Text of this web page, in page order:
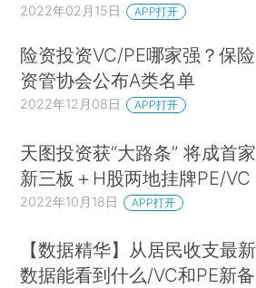
2022年02月15日 APP打开
险资投资VC/PE哪家强？保险
资管协会公布A类名单
2022年12月08日 APP打开
天图投资获“大路条” 将成首家
新三板＋H股两地挂牌PE/VC
2022年10月18日 APP打开
【数据精华】从居民收支最新
数据能看到什么/VC和PE新备